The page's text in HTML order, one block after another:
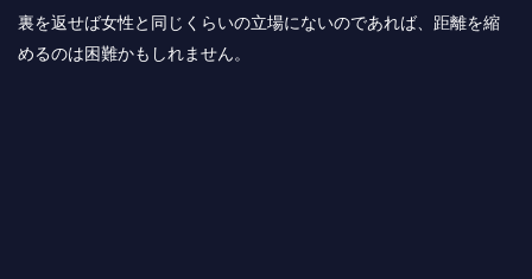
裏を返せば女性と同じくらいの立場にないのであれば、距離を縮
めるのは困難かもしれません。